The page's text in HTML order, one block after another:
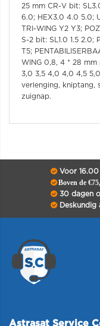
25 mm CR-V bit:
6.0; HEX3.0 4.0 5.0;
TRI-WING Y2 Y3;
S-2 bit: SL1.0 1.5 2.0;
T5;
WING 0,8, 4 * 28 mm
3,0 3,5 4,0 4,0 4,5
verlenging, kniptang,
zuignap.
Voor
Boven de
30 dagen
Deskundig
Astrasat Service